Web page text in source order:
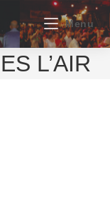
Menu
L’AIR